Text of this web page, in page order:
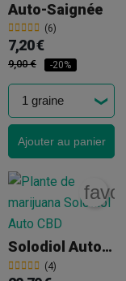
Auto-Saignée
(6)
7,20 €
9,00 € -20%
Ajouter au panier
Solodiol Auto CBD
(4)